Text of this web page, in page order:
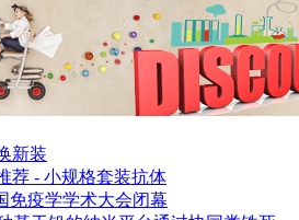
新装
荐 - 小规格套装抗体
免疫学学术大会闭幕